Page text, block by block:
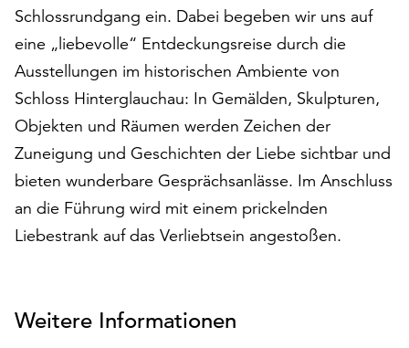
auf
„Alle
akzeptieren“,
um
alle
Cookies
zu
akzeptieren.
Sie
können
Ihr
und
Schlossrundgang ein. Dabei begeben wir uns auf
eine „liebevolle“ Entdeckungsreise durch die
Ausstellungen im historischen Ambiente von
Schloss Hinterglauchau: In Gemälden, Skulpturen,
Objekten und Räumen werden Zeichen der
Zuneigung und Geschichten der Liebe sichtbar und
bieten wunderbare Gesprächsanlässe. Im Anschluss
an die Führung wird mit einem prickelnden
Liebestrank auf das Verliebtsein angestoßen.
Weitere Informationen